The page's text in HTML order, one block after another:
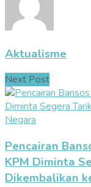
Aktualisme
Next Post
Pencairan
KPM Diminta
Dikembalikan